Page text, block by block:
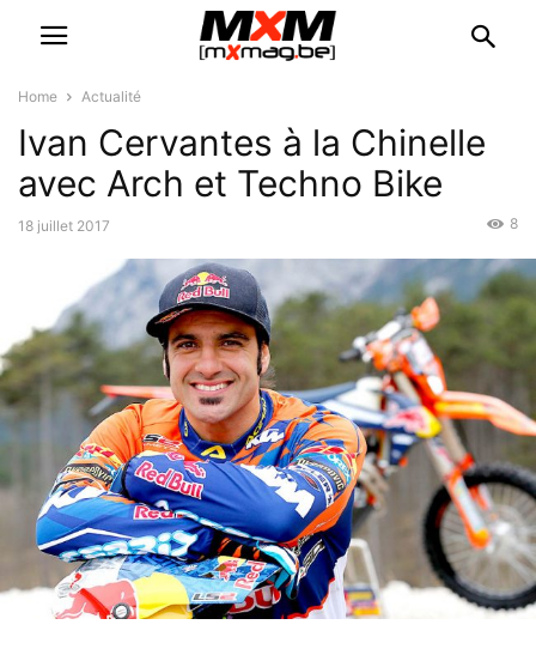
Home Actualité
Ivan Cervantes à la Chinelle
avec Arch et Techno Bike
18 juillet 2017 8